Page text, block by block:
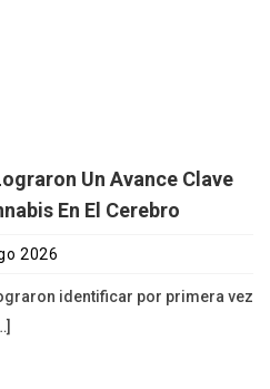
Un Avance Clave
En El Cerebro
2026
identificar por primera vez